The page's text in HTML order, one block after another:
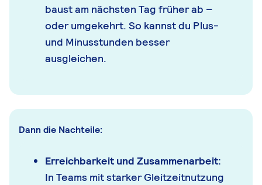
baust am nächsten Tag früher ab –
oder umgekehrt. So kannst du Plus-
und Minusstunden besser
ausgleichen.
Dann die Nachteile:
Erreichbarkeit und Zusammenarbeit:
In Teams mit starker Gleitzeitnutzung